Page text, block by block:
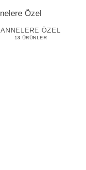
ANNELERE ÖZEL
18 ÜRÜNLER